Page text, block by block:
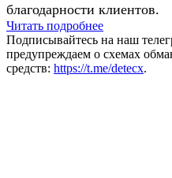
благодарности клиентов.
Читать подробнее
Подписывайтесь на наш
предупреждаем о схемах
средств: https://t.me/detecx.